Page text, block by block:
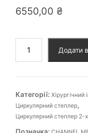
6550,00 ₴
Додати
Категорії: Хірургічний
Циркулярний степлер,
Циркулярний степлер 2-